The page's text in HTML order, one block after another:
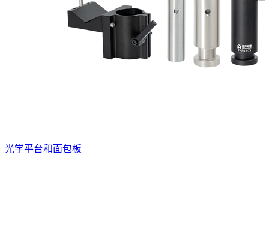
光学平台和面包板